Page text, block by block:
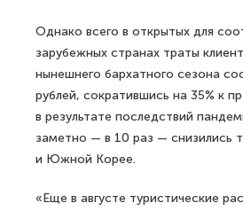
Однако всего в открытых для
зарубежных странах траты
нынешнего бархатного сезона
рублей, сократившись на 35% к
в результате последствий
заметно — в 10 раз — снизились
и Южной Корее.
«Еще в августе туристические